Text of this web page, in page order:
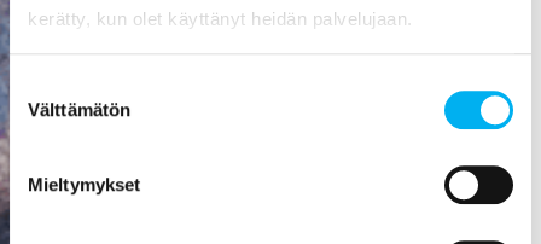
kerätty, kun olet käyttänyt heidän palvelujaan.
valinta
Välttämätön
Mieltymykset
vesivahingon
homehtumisen.